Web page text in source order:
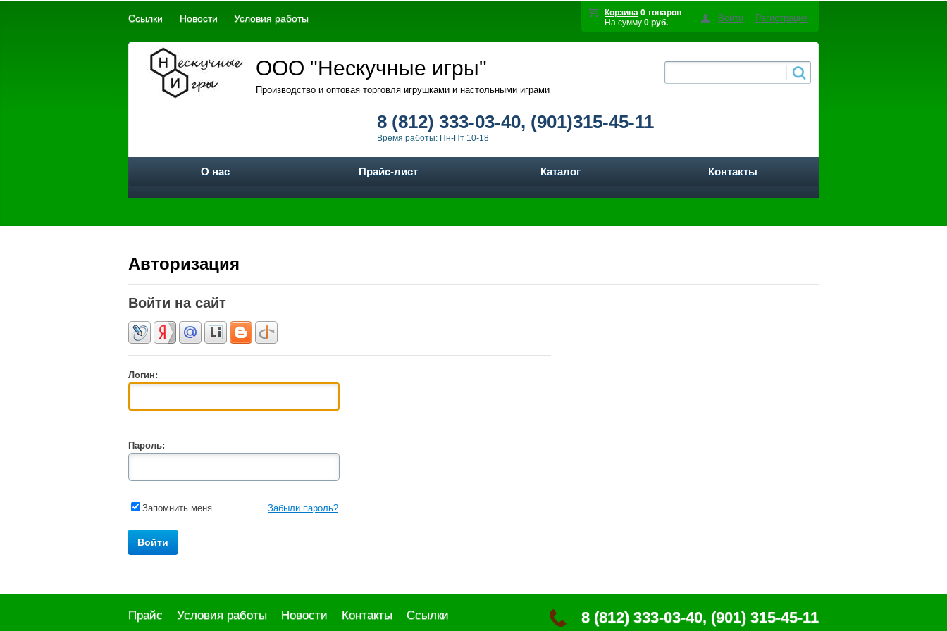
Корзина 0 товаров
На сумму 0 руб. Войти Регистрация
Ссылки Новости Условия работы
ООО "Нескучные игры"
Производство и оптовая торговля игрушками и настольными играми
8 (812) 333-03-40, (901)315-45-11
Время работы: Пн-Пт 10-18
О нас Прайс-лист Каталог Контакты
Авторизация
Войти на сайт
Логин:
Пароль:
Запомнить меня Забыли пароль?
8 (812) 333-03-40, (901) 315-45-11
Прайс Условия работы Новости Контакты Ссылки